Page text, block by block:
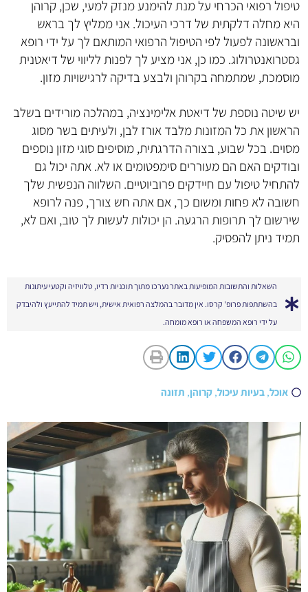
טיפול רפואי הכרחי על מנת להימנע מנזק למעי, שכן, קרוהן
היא מחלה דלקתית של דרכי העיכול. אני ממליץ לך בראש
ובראשונה לפעול לפי הטיפול הרפואי המותאם לך על ידי רופא
גסטרואנטרולוג. כמו כן, אני מציע לך לפנות לליווי של דיאטנית
מוסמכת, שמתמחה בקרוהן ולבצע בדיקה לרגישויות מזון.
יש שיטה נוספת של דיאטת אלימינציה, במהלכה מורידים בשלב
הראשון את כל המזונות מלבד אורז לבן, ולעיתים בשר מסוג
מסוים. בכל שבוע, בצורה הדרגתית, מוסיפים סוגי מזון נוספים
ובודקים האם הם מעוררים סימפטומים או לא. אתה יכול גם
להתחיל טיפול עם חיידקים פרוביוטיים. השלווה הנפשית שלך
חשובה לא פחות ומשום כך, אם אתה חש צורך, פנה לרופא
שירשום לך תרופות הרגעה. הן יכולות לעשות לך טוב, ואם לא,
תמיד ניתן להפסיק.
השאלות והתשובות המופיעות באתר נערכו מתוך תוכניות רדיו, טלוויזיה וקטעי עיתונות
בהשתתפות פרופ' קרסו. אין מדובר בהמלצה רפואית אישית, ויש תמיד להתייעץ ולהיבדק
על ידי רופא המשפחה או רופא מומחה.
אוכל, בעיות עיכול, קרוהן, תזונה